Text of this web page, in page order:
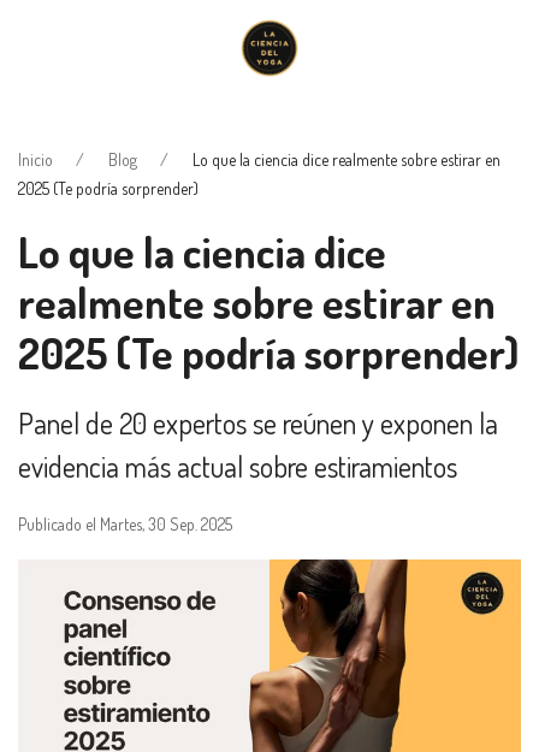
Inicio Blog
Lo que la ciencia dice realmente sobre estirar en
2025 (Te podría sorprender)
Lo que la ciencia dice
realmente sobre estirar en
2025 (Te podría sorprender)
Panel de 20 expertos se reúnen y exponen la
evidencia más actual sobre estiramientos
Publicado el Martes, 30 Sep. 2025